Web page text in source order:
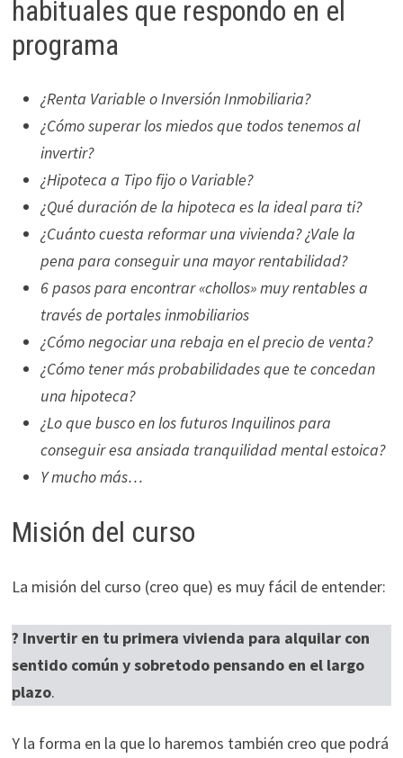
habituales que respondo en el
programa
¿Renta Variable o Inversión Inmobiliaria?
¿Cómo superar los miedos que todos tenemos al
invertir?
¿Hipoteca a Tipo fijo o Variable?
¿Qué duración de la hipoteca es la ideal para ti?
¿Cuánto cuesta reformar una vivienda? ¿Vale la
pena para conseguir una mayor rentabilidad?
6 pasos para encontrar «chollos» muy rentables a
través de portales inmobiliarios
¿Cómo negociar una rebaja en el precio de venta?
¿Cómo tener más probabilidades que te concedan
una hipoteca?
¿Lo que busco en los futuros Inquilinos para
conseguir esa ansiada tranquilidad mental estoica?
Y mucho más…
Misión del curso
La misión del curso (creo que) es muy fácil de entender:
? Invertir en tu primera vivienda para alquilar con
sentido común y sobretodo pensando en el largo
plazo.
Y la forma en la que lo haremos también creo que podrá